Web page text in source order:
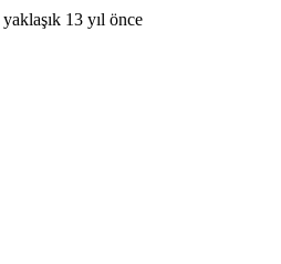
yaklaşık 13 yıl önce